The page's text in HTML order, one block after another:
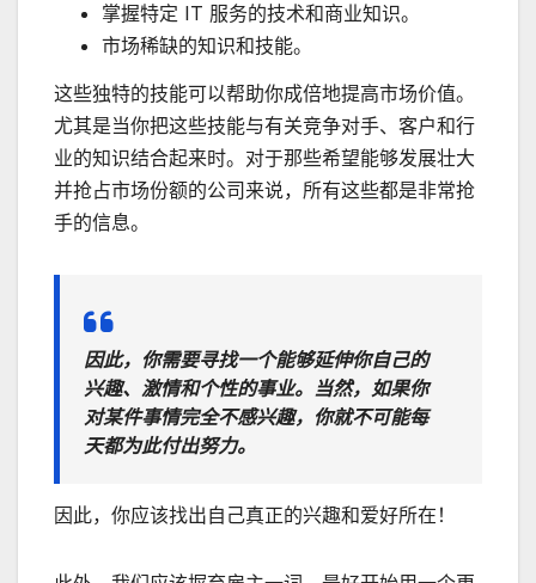
掌握特定 IT 服务的技术和商业知识。
市场稀缺的知识和技能。
这些独特的技能可以帮助你成倍地提高市场价值。
尤其是当你把这些技能与有关竞争对手、客户和行
业的知识结合起来时。对于那些希望能够发展壮大
并抢占市场份额的公司来说，所有这些都是非常抢
手的信息。
因此，你需要寻找一个能够延伸你自己的
兴趣、激情和个性的事业。当然，如果你
对某件事情完全不感兴趣，你就不可能每
天都为此付出努力。
因此，你应该找出自己真正的兴趣和爱好所在！